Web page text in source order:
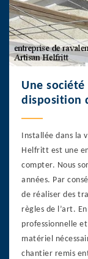
Une
disposition
Installée dans la
Helfritt est une
compter. Nous
années. Par
de réaliser des
règles de l’art.
professionnelle
matériel
chantier remis